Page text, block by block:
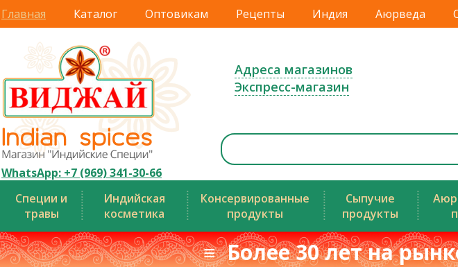
Главная Каталог Оптовикам Рецепты Индия Аюрведа
WhatsApp: +7 (969) 341-30-66
Адреса магазинов
Экспресс-магазин
Специи и
травы
Индийская
косметика
Консервированные
продукты
Сыпучие
продукты
≡ Более 30 лет на